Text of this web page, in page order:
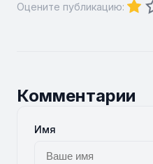
Оцените публикацию:
Комментарии
Имя